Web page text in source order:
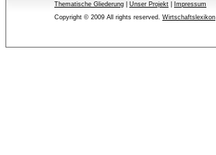
Thematische Gliederung Unser Projekt
Impressum
Copyright © 2009 All rights reserved. Wirtschaftslexikon